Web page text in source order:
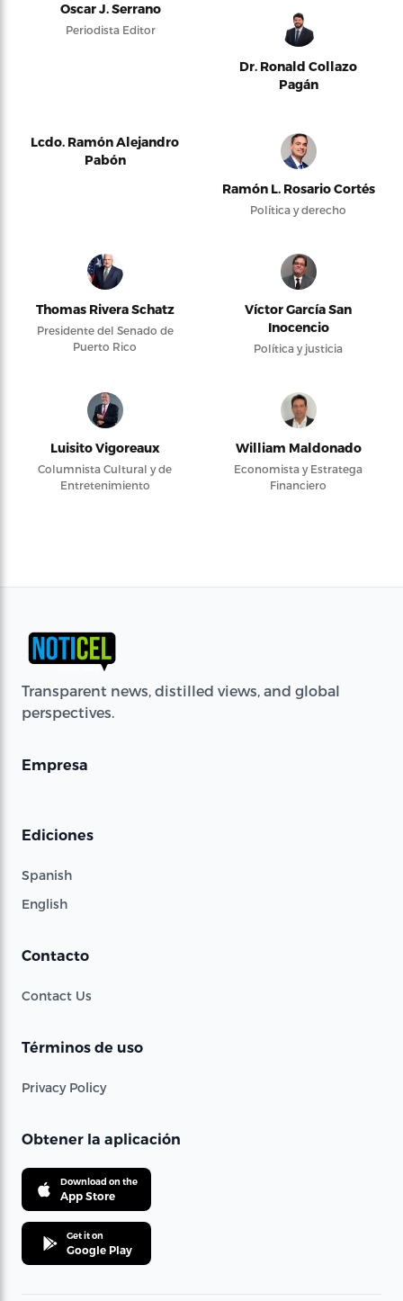
Oscar J. Serrano
Periodista Editor
Dr. Ronald Collazo
Pagán
Lcdo. Ramón Alejandro
Pabón
Ramón L. Rosario Cortés
Política y derecho
Thomas Rivera Schatz
Presidente del Senado de
Puerto Rico
Víctor García San
Inocencio
Política y justicia
Luisito Vigoreaux
Columnista Cultural y de
Entretenimiento
William Maldonado
Economista y Estratega
Financiero
Transparent news, distilled views, and global
perspectives.
Empresa
Ediciones
Spanish
English
Contacto
Contact Us
Términos de uso
Privacy Policy
Obtener la aplicación
Download on the
App Store
Get it on
Google Play